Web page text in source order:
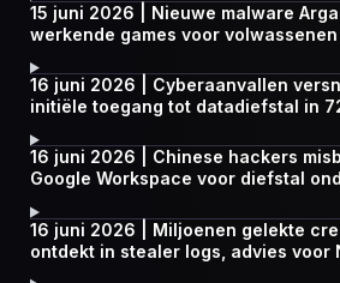
15 juni 2026 | Nieuwe malware
werkende games voor volwassenen
16 juni 2026 | Cyberaanvallen
initiële toegang tot datadiefstal in
16 juni 2026 | Chinese hackers
Google Workspace voor diefstal
16 juni 2026 | Miljoenen gelekte
ontdekt in stealer logs, advies voor